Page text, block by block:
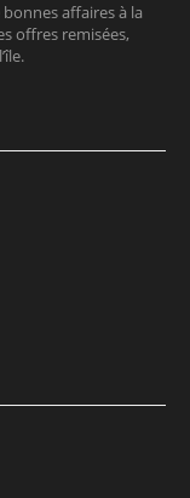
affaires à la
offres remisées,